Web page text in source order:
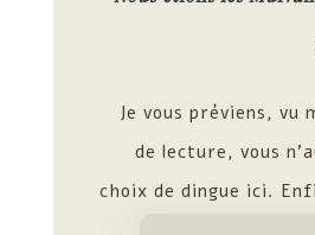
Je vous préviens, vu
de lecture, vous
choix de dingue ici.